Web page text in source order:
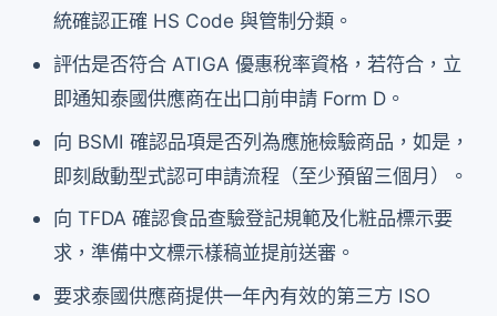
統確認正確 HS Code 與管制分類。
評估是否符合 ATIGA 優惠稅率資格，若符合，立
即通知泰國供應商在出口前申請 Form D。
向 BSMI 確認品項是否列為應施檢驗商品，如是，
即刻啟動型式認可申請流程（至少預留三個月）。
向 TFDA 確認食品查驗登記規範及化粧品標示要
求，準備中文標示樣稿並提前送審。
要求泰國供應商提供一年內有效的第三方 ISO